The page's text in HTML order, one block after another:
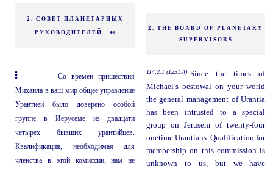
2. СОВЕТ ПЛАНЕТАРНЫХ
РУКОВОДИТЕЛЕЙ
2. THE BOARD OF PLANETARY
SUPERVISORS
Со времен пришествия
Михаила в ваш мир общее управление
Урантией было доверено особой
группе в Иерусеме из двадцати
четырех бывших урантийцев.
Квалификация, необходимая для
членства в этой комиссии, нам не
114:2.1 (1251.4) Since the times of
Michael’s bestowal on your world
the general management of Urantia
has been intrusted to a special
group on Jerusem of twenty-four
onetime Urantians. Qualification for
membership on this commission is
unknown to us, but we have